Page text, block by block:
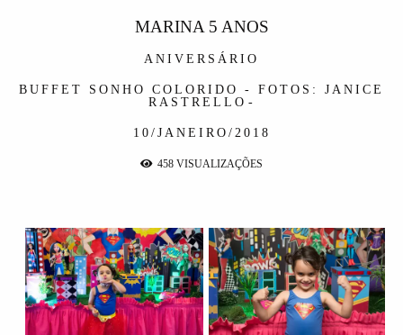
ANIVERSÁRIO
BUFFET SONHO COLORIDO - FOTOS: JANICE
RASTRELLO
10/JANEIRO/2018
MARINA 5 ANOS
458 VISUALIZAÇÕES